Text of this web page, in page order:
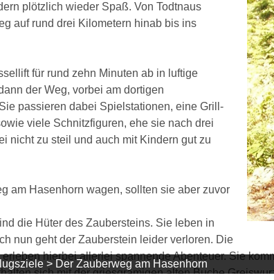
plötzlich wieder Spaß. Von Todtnaus
auf rund drei Kilometern hinab bis ins
für rund zehn Minuten ab in luftige
der Weg, vorbei am dortigen
passieren dabei Spielstationen, eine Grill-
viele Schnitzfiguren, ehe sie nach drei
nicht zu steil und auch mit Kindern gut zu
am Hasenhorn wagen, sollten sie aber zuvor
die Hüter des Zaubersteins. Sie leben in
nun geht der Zauberstein leider verloren. Die
hierbei allerlei spannende Abenteuer. Sie
sich mit der griesgrämigen alten Buche
>Der Zauberweg am Hasenhorn